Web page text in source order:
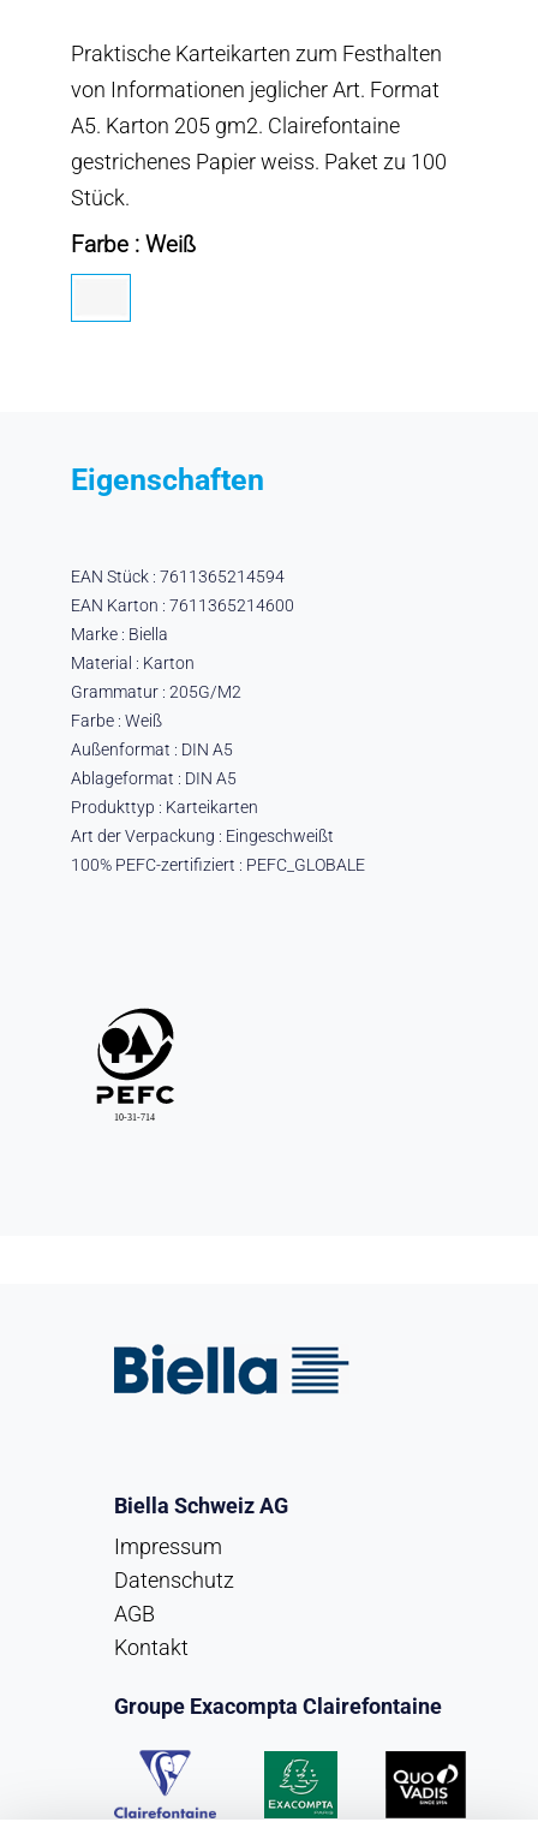
Praktische Karteikarten zum Festhalten
von Informationen jeglicher Art. Format
A5. Karton 205 gm2. Clairefontaine
gestrichenes Papier weiss. Paket zu 100
Stück.
Farbe : Weiß
Eigenschaften
EAN Stück : 7611365214594
EAN Karton : 7611365214600
Marke : Biella
Material : Karton
Grammatur : 205G/M2
Farbe : Weiß
Außenformat : DIN A5
Ablageformat : DIN A5
Produkttyp : Karteikarten
Art der Verpackung : Eingeschweißt
100% PEFC-zertifiziert : PEFC_GLOBALE
Biella Schweiz AG
Impressum
Datenschutz
AGB
Kontakt
Groupe Exacompta Clairefontaine